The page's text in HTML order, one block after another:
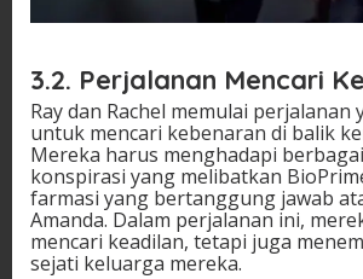
3.2. Perjalanan Mencari
Ray dan Rachel memulai perjalanan
untuk mencari kebenaran di balik
Mereka harus menghadapi
konspirasi yang melibatkan
farmasi yang bertanggung jawab
Amanda. Dalam perjalanan ini,
mencari keadilan, tetapi juga
sejati keluarga mereka.